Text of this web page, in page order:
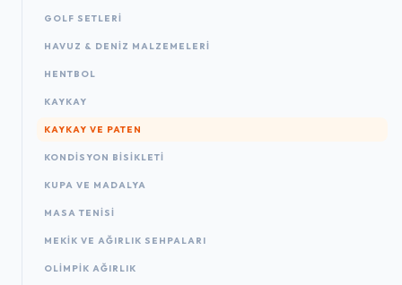
GOLF SETLERI
HAVUZ & DENIZ MALZEMELERI
HENTBOL
KAYKAY
KAYKAY VE PATEN
KONDISYON BISIKLETI
KUPA VE MADALYA
MASA TENISI
MEKIK VE AĞIRLIK SEHPALARI
OLIMPIK AĞIRLIK